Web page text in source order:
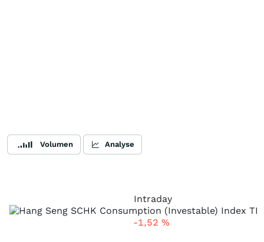
Volumen Analyse
Intraday
-1,52 %